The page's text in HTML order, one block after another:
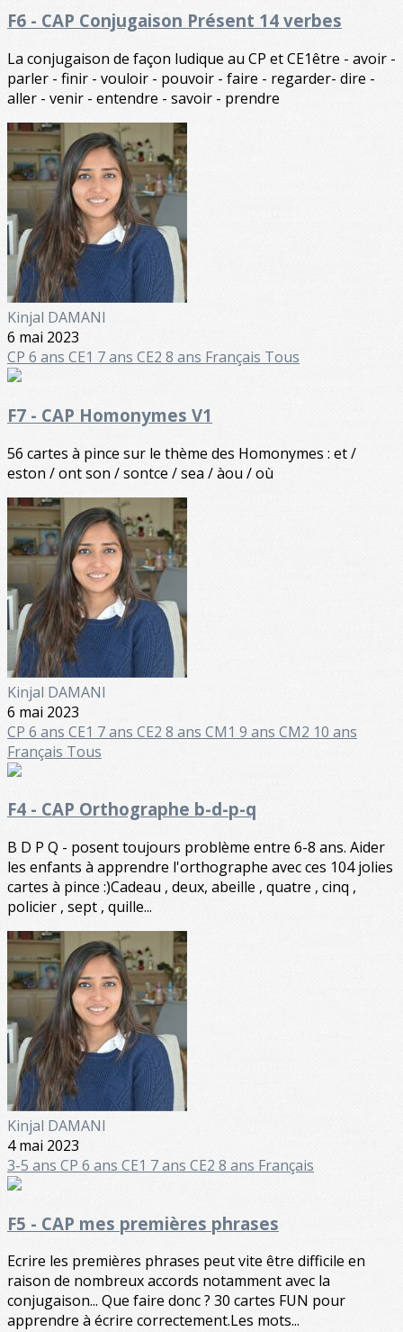
F6 - CAP Conjugaison Présent 14 verbes
La conjugaison de façon ludique au CP et CE1être - avoir -
parler - finir - vouloir - pouvoir - faire - regarder- dire -
aller - venir - entendre - savoir - prendre
Kinjal DAMANI
6 mai 2023
CP 6 ans CE1 7 ans CE2 8 ans Français Tous
F7 - CAP Homonymes V1
56 cartes à pince sur le thème des Homonymes : et /
eston / ont son / sontce / sea / àou / où
Kinjal DAMANI
6 mai 2023
CP 6 ans CE1 7 ans CE2 8 ans CM1 9 ans CM2 10 ans
Français Tous
F4 - CAP Orthographe b-d-p-q
B D P Q - posent toujours problème entre 6-8 ans. Aider
les enfants à apprendre l'orthographe avec ces 104 jolies
cartes à pince :)Cadeau , deux, abeille , quatre , cinq ,
policier , sept , quille...
Kinjal DAMANI
4 mai 2023
3-5 ans CP 6 ans CE1 7 ans CE2 8 ans Français
F5 - CAP mes premières phrases
Ecrire les premières phrases peut vite être difficile en
raison de nombreux accords notamment avec la
conjugaison... Que faire donc ? 30 cartes FUN pour
apprendre à écrire correctement.Les mots...